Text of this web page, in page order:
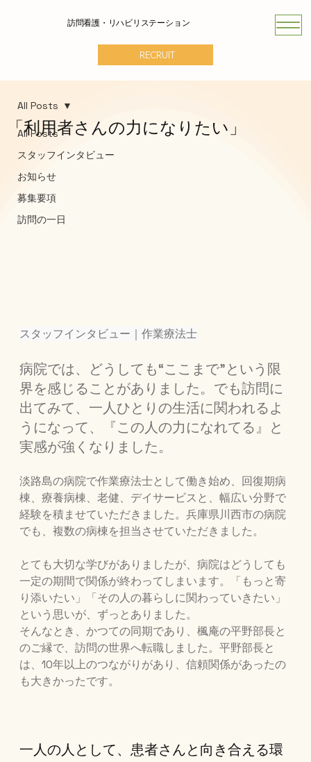
訪問看護・リハビリステーション
RECRUIT
All Posts
スタッフインタビュー
お知らせ
募集要項
訪問の一日
All Posts
「利用者さんの力になりたい」
スタッフインタビュー｜作業療法士
病院では、どうしても“ここまで”という限
界を感じることがありました。でも訪問に
出てみて、一人ひとりの生活に関われるよ
うになって、『この人の力になれてる』と
実感が強くなりました。
淡路島の病院で作業療法士として働き始め、回復期病
棟、療養病棟、老健、デイサービスと、幅広い分野で
経験を積ませていただきました。兵庫県川西市の病院
でも、複数の病棟を担当させていただきました。
とても大切な学びがありましたが、病院はどうしても
一定の期間で関係が終わってしまいます。「もっと寄
り添いたい」「その人の暮らしに関わっていきたい」
という思いが、ずっとありました。
そんなとき、かつての同期であり、楓庵の平野部長と
のご縁で、訪問の世界へ転職しました。平野部長と
は、10年以上のつながりがあり、信頼関係があったの
も大きかったです。
一人の人として、患者さんと向き合える環